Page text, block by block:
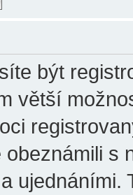
být
větší
obeznámili s
ujednáními.